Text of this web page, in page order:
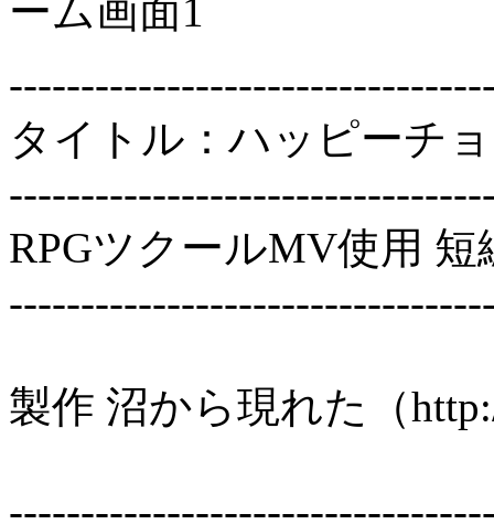
タイトル：ハッピーチ
RPGツクールMV使用 短
製作 沼から現れた（